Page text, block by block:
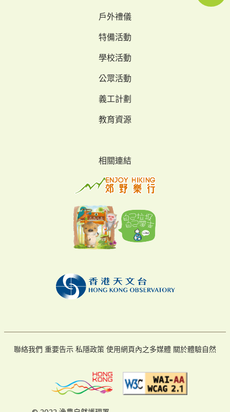
戶外禮儀
特備活動
學校活動
公眾活動
義工計劃
教育資源
相關連結
聯絡我們 重要告示私隱政策使用網頁內之多媒體 關於體驗自然